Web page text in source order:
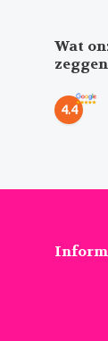
Wat
zeggen
4.4